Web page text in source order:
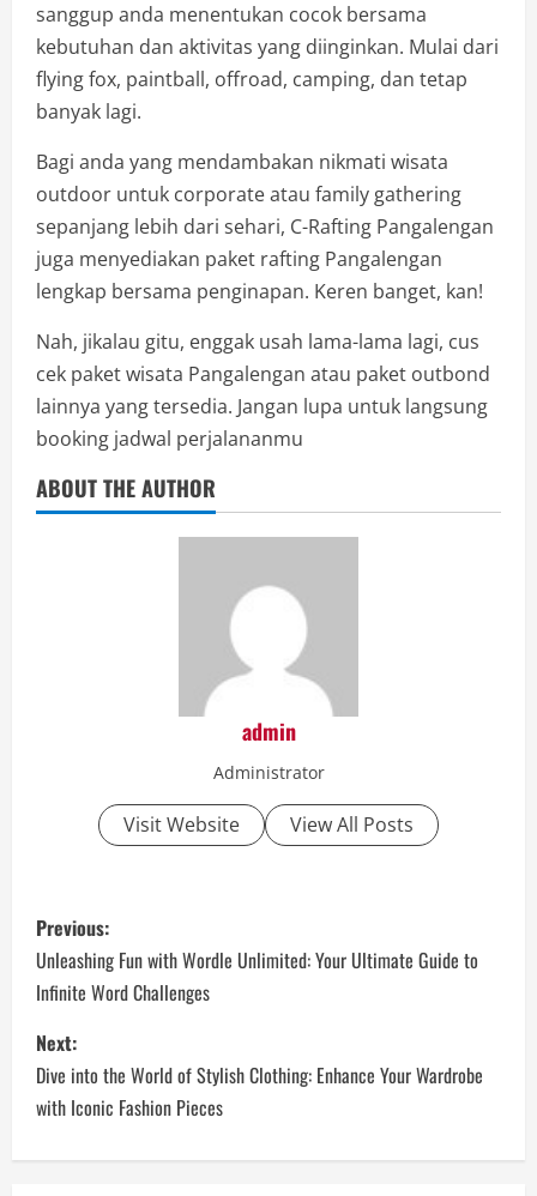
sanggup anda menentukan cocok bersama
kebutuhan dan aktivitas yang diinginkan. Mulai dari
flying fox, paintball, offroad, camping, dan tetap
banyak lagi.
Bagi anda yang mendambakan nikmati wisata
outdoor untuk corporate atau family gathering
sepanjang lebih dari sehari, C-Rafting Pangalengan
juga menyediakan paket rafting Pangalengan
lengkap bersama penginapan. Keren banget, kan!
Nah, jikalau gitu, enggak usah lama-lama lagi, cus
cek paket wisata Pangalengan atau paket outbond
lainnya yang tersedia. Jangan lupa untuk langsung
booking jadwal perjalananmu
ABOUT THE AUTHOR
admin
Administrator
Visit Website View All Posts
P
o
s
t
n
a
Previous:
Unleashing Fun with Wordle Unlimited: Your Ultimate Guide to
Infinite Word Challenges
Next:
Dive into the World of Stylish Clothing: Enhance Your Wardrobe
with Iconic Fashion Pieces